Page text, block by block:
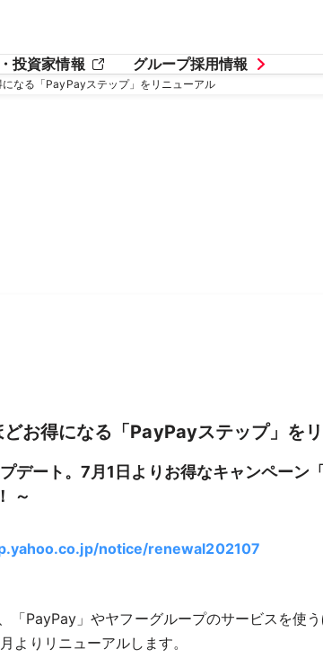
投資家情報 グループ採用情報
なる「PayPayステップ」をリニューアル
お得になる「PayPayステップ」を
デート。7月1日よりお得なキャンペーン
～
notice/renewal202107
PayPay」やヤフーグループのサービスを使
よりリニューアルします。